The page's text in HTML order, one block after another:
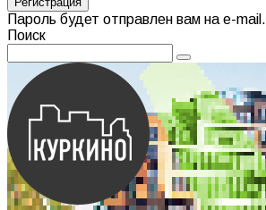
Пароль будет отправлен вам на e-mail.
Поиск